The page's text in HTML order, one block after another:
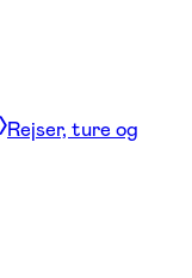
Rejser, ture og